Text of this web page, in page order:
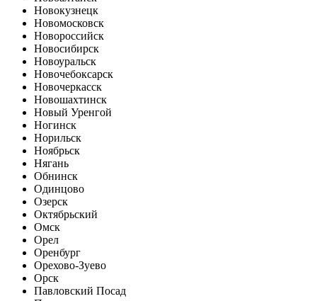
Новокузнецк
Новомосковск
Новороссийск
Новосибирск
Новоуральск
Новочебоксарск
Новочеркасск
Новошахтинск
Новый Уренгой
Ногинск
Норильск
Ноябрьск
Нягань
Обнинск
Одинцово
Озерск
Октябрьский
Омск
Орел
Оренбург
Орехово-Зуево
Орск
Павловский Посад